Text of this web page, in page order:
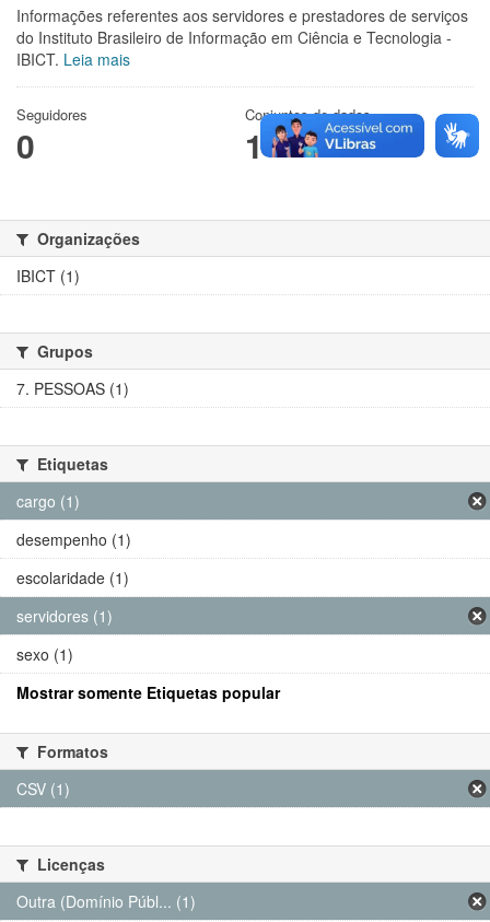
Informações referentes aos servidores e prestadores de serviços
do Instituto Brasileiro de Informação em Ciência e Tecnologia -
IBICT. Leia mais
Seguidores
0
Conjuntos de dados
1
Organizações
IBICT (1)
Grupos
7. PESSOAS (1)
Etiquetas
cargo (1)
desempenho (1)
escolaridade (1)
servidores (1)
sexo (1)
Mostrar somente Etiquetas popular
Formatos
CSV (1)
Licenças
Outra (Domínio Públ... (1)